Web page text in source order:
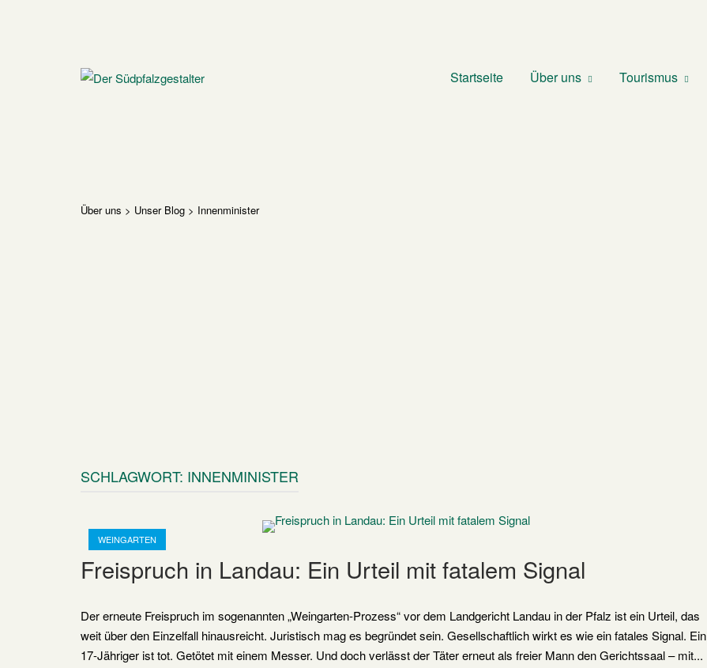
Home
Startseite Über uns Tourismus
Über uns > Unser Blog > Innenminister
SCHLAGWORT: INNENMINISTER
WEINGARTEN
Open post
Freispruch in Landau: Ein Urteil mit fatalem Signal
Der erneute Freispruch im sogenannten „Weingarten-Prozess“ vor dem Landgericht Landau in der Pfalz ist ein Urteil, das
weit über den Einzelfall hinausreicht. Juristisch mag es begründet sein. Gesellschaftlich wirkt es wie ein fatales Signal. Ein
17-Jähriger ist tot. Getötet mit einem Messer. Und doch verlässt der Täter erneut als freier Mann den Gerichtssaal – mit...